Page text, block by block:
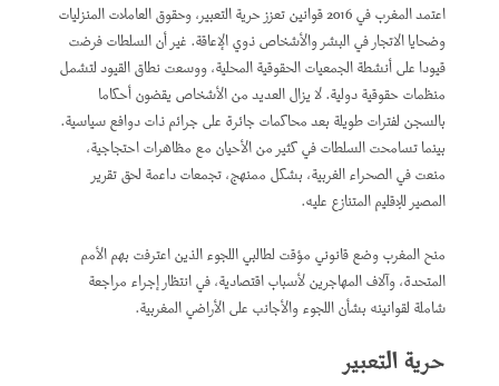
اعتمد المغرب في 2016 قوانين تعزز حرية التعبير، وحقوق العاملات المنزليات
وضحايا الاتجار في البشر والأشخاص ذوي الإعاقة. غير أن السلطات فرضت
قيودا على أنشطة الجمعيات الحقوقية المحلية، ووسعت نطاق القيود لتشمل
منظمات حقوقية دولية. لا يزال العديد من الأشخاص يقضون أحكاما
بالسجن لفترات طويلة بعد محاكمات جائرة على جرائم ذات دوافع سياسية.
بينما تسامحت السلطات في كثير من الأحيان مع مظاهرات احتجاجية،
منعت في الصحراء الغربية، بشكل ممنهج، تجمعات داعمة لحق تقرير
المصير للإقليم المتنازع عليه.
منح المغرب وضع قانوني مؤقت لطالبي اللجوء الذين اعترفت بهم الأمم
المتحدة، وآلاف المهاجرين لأسباب اقتصادية، في انتظار إجراء مراجعة
شاملة لقوانينه بشأن اللجوء والأجانب على الأراضي المغربية.
حرية التعبير